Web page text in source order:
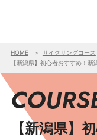
HOME
サイクリングコース
【新潟県】初心者おすすめ！
【新潟県】